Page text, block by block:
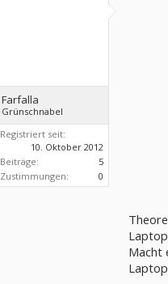
Farfalla
Grünschnabel
Registriert seit:
10. Oktober 2012
Beiträge:
5
Zustimmungen:
0
Macht